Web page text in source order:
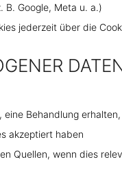
Google, Meta u. a.)
jederzeit über die
Behandlung
akzeptiert haben
wenn dies